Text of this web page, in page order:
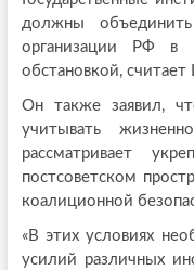
должны
организации РФ в
обстановкой,
Он также заявил,
учитывать
рассматривает
постсоветском
коалиционной
«В этих условиях
усилий различных